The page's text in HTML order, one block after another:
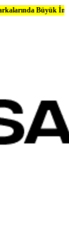
Büyük İndirimler